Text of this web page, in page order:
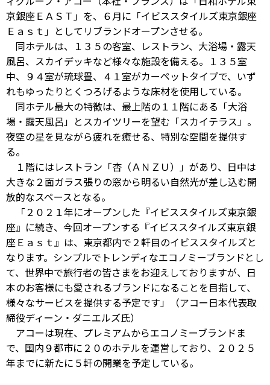
京銀座ＥＡＳＴ」を、６月に「イビススタイルズ東京銀座
Ｅａｓｔ」としてリブランドオープンさせる。
同ホテルは、１３５の客室、レストラン、大浴場・露天
風呂、スカイデッキなど様々な施設を備える。１３５室
中、９４室が琉球畳、４１室がカーペットタイプで、いず
れもゆったりとくつろげるような床材を使用している。
同ホテル最大の特徴は、最上階の１１階にある「大浴
場・露天風呂」とスカイツリーを望む「スカイテラス」。
夜空の星を見ながら疲れを癒せる、特別な空間を提供す
る。
１階にはレストラン「杏（ＡＮＺＵ）」があり、日中は
大きな２面ガラス張りの窓から明るい自然光が差し込む開
放的なスペースとなる。
「２０２１年にオープンした『イビススタイルズ東京銀
座』に続き、今回オープンする『イビススタイルズ東京銀
座Ｅａｓｔ』は、東京都内で２軒目のイビススタイルズと
なります。シンプルでトレンディなエコノミーブランドとし
て、世界中で旅行者の皆さまをお迎えしておりますが、日
本のお客様にも愛されるブランドになることを目指して、
様々なサービスを提供する予定です」（アコー日本代表取
締役ディーン・ダニエルズ氏）
アコーは現在、プレミアムからエコノミーブランドま
で、国内９都市に２０のホテルを運営しており、２０２５
年までに新たに５軒の開業を予定している。